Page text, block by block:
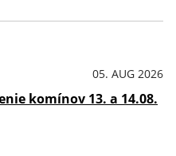
05. AUG 2026
komínov 13. a 14.08.